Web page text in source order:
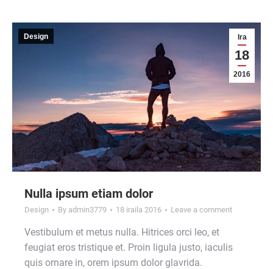
Ira
18
2016
Design
Nulla ipsum etiam dolor
Design By admin3779 18 iraila 2016 Leave a comment
Vestibulum et metus nulla. Hitrices orci leo, et
feugiat eros tristique et. Proin ligula justo, iaculis
quis ornare in, orem ipsum dolor glavrida.